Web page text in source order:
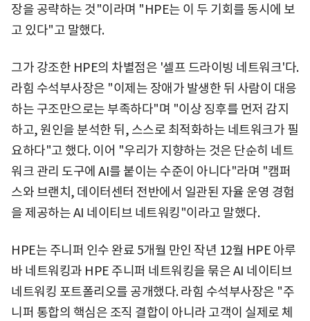
장을 공략하는 것"이라며 "HPE는 이 두 기회를 동시에 보
고 있다"고 말했다.
그가 강조한 HPE의 차별점은 '셀프 드라이빙 네트워크'다.
라힘 수석부사장은 "이제는 장애가 발생한 뒤 사람이 대응
하는 구조만으로는 부족하다"며 "이상 징후를 먼저 감지
하고, 원인을 분석한 뒤, 스스로 최적화하는 네트워크가 필
요하다"고 했다. 이어 "우리가 지향하는 것은 단순히 네트
워크 관리 도구에 AI를 붙이는 수준이 아니다"라며 "캠퍼
스와 브랜치, 데이터센터 전반에서 일관된 자율 운영 경험
을 제공하는 AI 네이티브 네트워킹"이라고 말했다.
HPE는 주니퍼 인수 완료 5개월 만인 작년 12월 HPE 아루
바 네트워킹과 HPE 주니퍼 네트워킹을 묶은 AI 네이티브
네트워킹 포트폴리오를 공개했다. 라힘 수석부사장은 "주
니퍼 통합의 핵심은 조직 결합이 아니라 고객이 실제로 체